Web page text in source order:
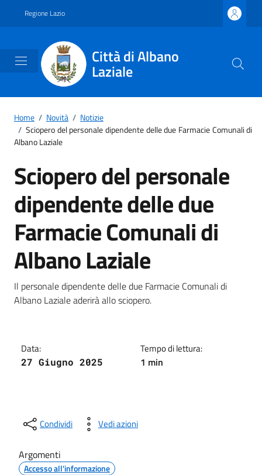
Regione Lazio
Città di Albano
Laziale
Home / Novità / Notizie
/ Sciopero del personale dipendente delle due Farmacie Comunali di
Albano Laziale
Sciopero del personale
dipendente delle due
Farmacie Comunali di
Albano Laziale
Dettagli della notizia
Il personale dipendente delle due Farmacie Comunali di
Albano Laziale aderirà allo sciopero.
Data:
27 Giugno 2025
Tempo di lettura:
1 min
Condividi Vedi azioni
Argomenti
Accesso all'informazione